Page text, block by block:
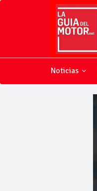
Noticias